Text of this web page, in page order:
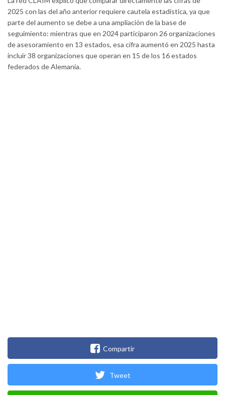
2025 con las del año anterior requiere cautela estadística, ya que
parte del aumento se debe a una ampliación de la base de
seguimiento: mientras que en 2024 participaron 26 organizaciones
de asesoramiento en 13 estados, esa cifra aumentó en 2025 hasta
incluir 38 organizaciones que operan en 15 de los 16 estados
federados de Alemania.
Compartir
Tweet